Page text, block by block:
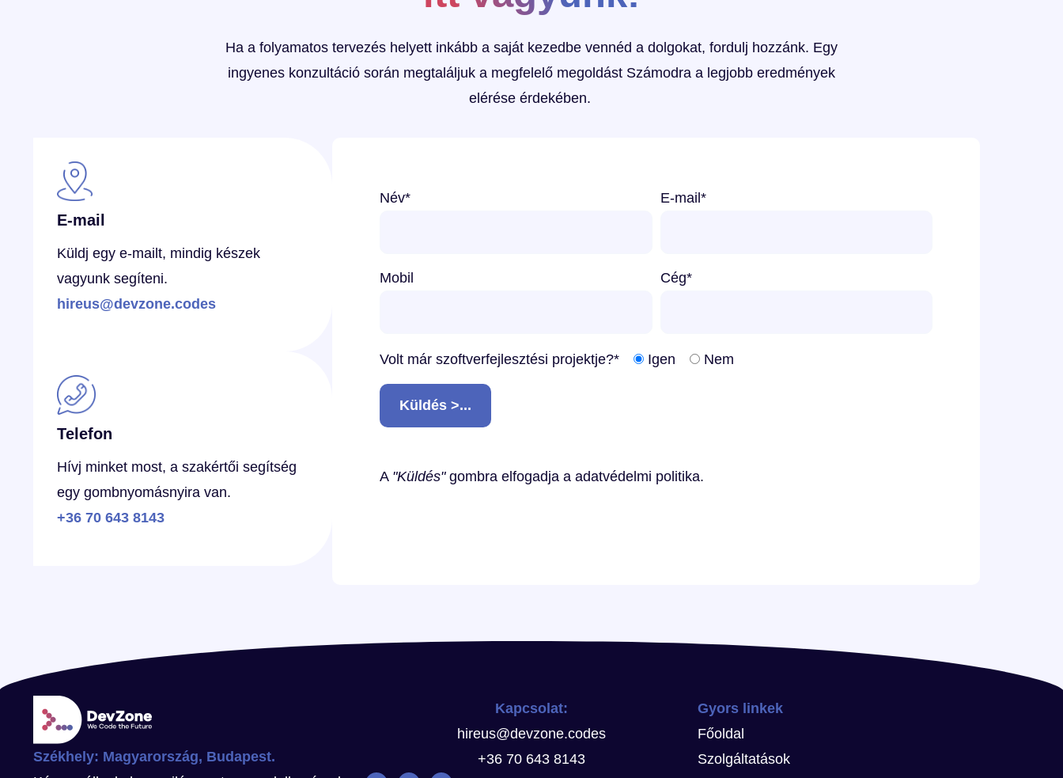
Ha a folyamatos tervezés helyett inkább a saját kezedbe vennéd a dolgokat, fordulj hozzánk. Egy
ingyenes konzultáció során megtaláljuk a megfelelő megoldást Számodra a legjobb eredmények
elérése érdekében.
E-mail
Küldj egy e-mailt, mindig készek
vagyunk segíteni.
hireus@devzone.codes
Telefon
Hívj minket most, a szakértői segítség
egy gombnyomásnyira van.
+36 70 643 8143
Név* E-mail *
Mobil Cég*
Volt már szoftverfejlesztési projektje?* Igen Nem
Küldés >...
A "Küldés" gombra elfogadja a adatvédelmi politika.
Székhely: Magyarország, Budapest.
Kapcsolat:
hireus@devzone.codes
+36 70 643 8143
Gyors linkek
Főoldal
Szolgáltatások